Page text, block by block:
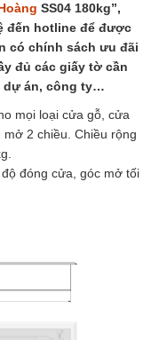
SS04 180kg”,
đến hotline để được
có chính sách ưu đãi
đủ các giấy tờ cần
dự án, công ty…
mọi loại cửa gỗ, cửa
2 chiều. Chiều rộng
đóng cửa, góc mở tối